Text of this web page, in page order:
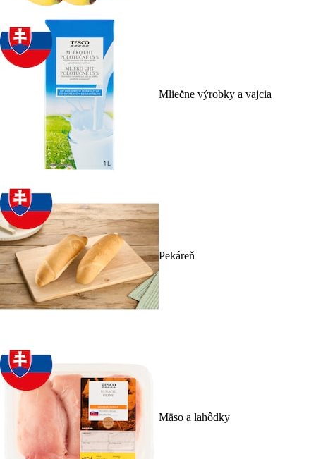
Mliečne výrobky a vajcia
Pekáreň
Mäso a lahôdky